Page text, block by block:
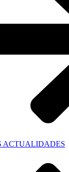
ACTUALIDADES